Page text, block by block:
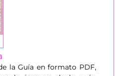
la Guía en formato PDF,